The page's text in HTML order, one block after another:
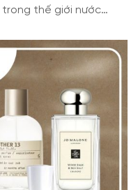
trong thế giới nước
cảm giác trong
Không chỉ chinh